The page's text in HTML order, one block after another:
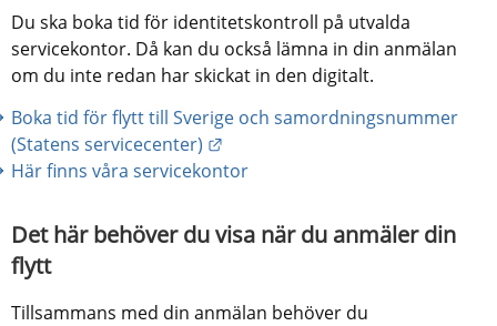
Du ska boka tid för identitetskontroll på utvalda
servicekontor. Då kan du också lämna in din anmälan
om du inte redan har skickat in den digitalt.
Boka tid för flytt till Sverige och samordningsnummer
(Statens servicecenter)
Här finns våra servicekontor
Det här behöver du visa när du anmäler din
flytt
Tillsammans med din anmälan behöver du